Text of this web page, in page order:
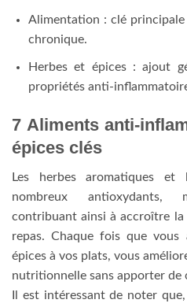
Alimentation : clé
chronique.
Herbes et épices : ajout
propriétés anti-
7 Aliments anti-
épices clés
Les herbes aromatiques
nombreux antioxydants,
contribuant ainsi à accroître
repas. Chaque fois que vous
épices à vos plats, vous
nutritionnelle sans apporter de
Il est intéressant de noter